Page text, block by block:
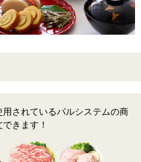
されているパルシステムの商
きます！